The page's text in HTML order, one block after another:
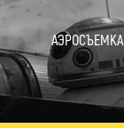
АЭРОСЪЕМКА